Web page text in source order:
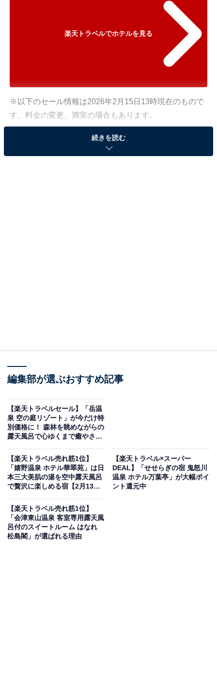
楽天トラベルでホテルを見る
※以下のセール情報は2026年2月15日13時現在のもので
す。料金の変更、満室の場合もあります。
※本記事で紹介している商品の購入やサービスの利用により、売上の一部が
オールアバウトに還元されることがあります。
「大江戸温泉物語Premium 仙台作並」は現在特別価格で
楽天トラベルでホテルを見る
この宿泊施設のおすすめポイントは？
続きを読む
編集部が選ぶおすすめ記事
【楽天トラベルセール】「岳温
泉 空の庭リゾート」が今だけ特
別価格に！ 森林を眺めながらの
露天風呂で心ゆくまで癒やされ
【楽天トラベル売れ筋1位】
「嬉野温泉 ホテル華翠苑」は日
本三大美肌の湯を空中露天風呂
で贅沢に楽しめる宿【2月13
【楽天トラベル×スーパー
DEAL】「せせらぎの宿 鬼怒川
温泉 ホテル万葉亭」が大幅ポイ
ント還元中
【楽天トラベル売れ筋1位】
「会津東山温泉 客室専用露天風
呂付のスイートルーム はなれ
松島閣」が選ばれる理由